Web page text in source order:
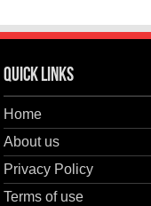
Quick Links
Home
About us
Privacy Policy
Terms of use